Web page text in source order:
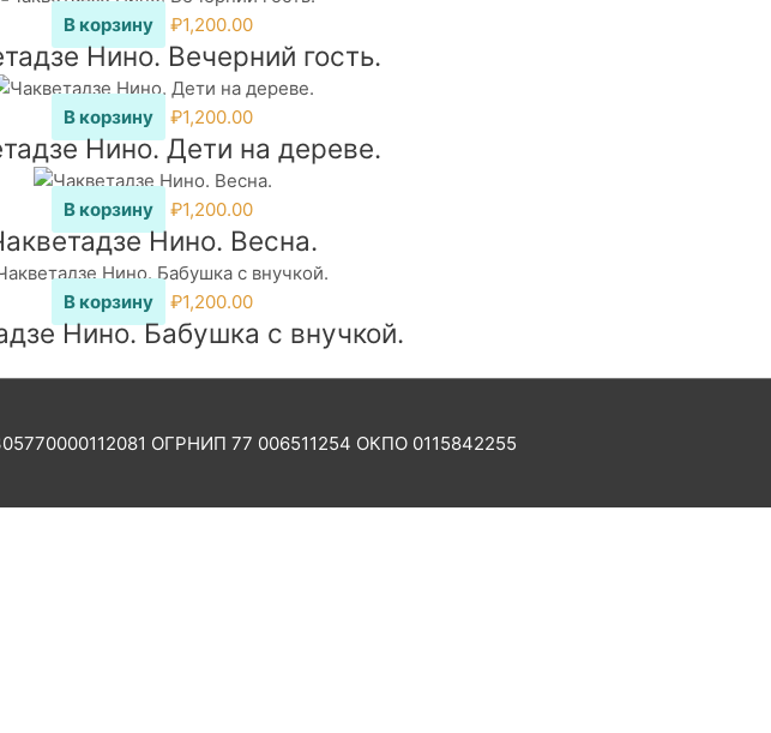
В корзину ₽1,200.00
Нино. Вечерний гость.
В корзину ₽1,200.00
Нино. Дети на дереве.
В корзину ₽1,200.00
Нино. Весна.
В корзину ₽1,200.00
Нино. Бабушка с внучкой.
ОГРНИП 77 006511254 ОКПО 0115842255